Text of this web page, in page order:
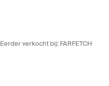
Eerder verkocht bij: FARFETCH